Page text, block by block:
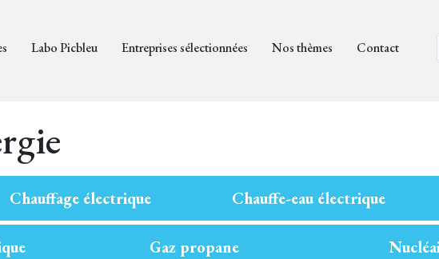
Labo Picbleu Entreprises sélectionnées Nos thèmes Contact
Chauffage électrique Chauffe-eau électrique
Gaz propane